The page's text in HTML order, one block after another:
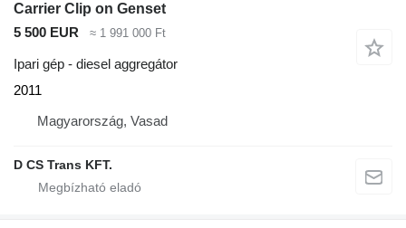
Carrier Clip on Genset
5 500 EUR
≈ 1 991 000 Ft
Ipari gép - diesel aggregátor
2011
Magyarország, Vasad
D CS Trans KFT.